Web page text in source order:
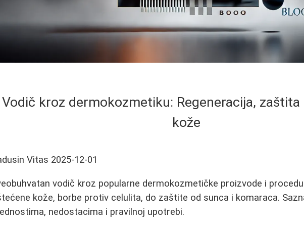
Vodič kroz dermokozmetiku: Regeneracija, zaštita
kože
Vitas 2025-12-01
vodič kroz popularne dermokozmetičke proizvode i
kože, borbe protiv celulita, do zaštite od sunca i komaraca.
nedostacima i pravilnoj upotrebi.